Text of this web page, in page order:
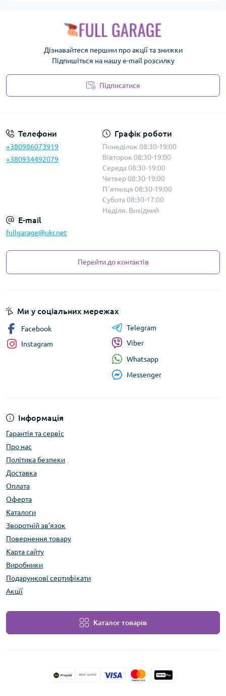
Дізнавайтеся першим про акції та знижки
Підпишіться на нашу e-mail розсилку
Підписатися
Телефони
+380986073919
+380934492079
Графік роботи
Понеділок 08:30-19:00
Вівторок 08:30-19:00
Середа 08:30-19:00
Четвер 08:30-19:00
Пʼятниця 08:30-19:00
Субота 08:30-17:00
Неділя. Вихідний
E-mail
fullgarage@ukr.net
Перейти до контактів
Інформація
Гарантія та сервіс
Про нас
Політика безпеки
Доставка
Оплата
Оферта
Каталоги
Зворотній зв’язок
Повернення товару
Карта сайту
Виробники
Подарункові сертифікати
Акції
Каталог товарів
Ми у соціальних мережах
Facebook
Instagram
Telegram
Viber
Whatsapp
Messenger